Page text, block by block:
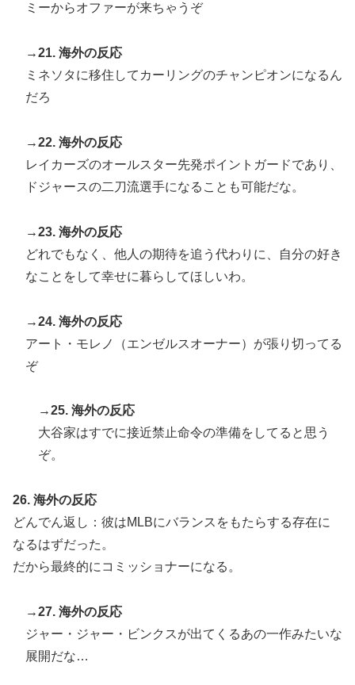
ミーからオファーが来ちゃうぞ
→21. 海外の反応
ミネソタに移住してカーリングのチャンピオンになるん
だろ
→22. 海外の反応
レイカーズのオールスター先発ポイントガードであり、
ドジャースの二刀流選手になることも可能だな。
→23. 海外の反応
どれでもなく、他人の期待を追う代わりに、自分の好き
なことをして幸せに暮らしてほしいわ。
→24. 海外の反応
アート・モレノ（エンゼルスオーナー）が張り切ってる
ぞ
→25. 海外の反応
大谷家はすでに接近禁止命令の準備をしてると思う
ぞ。
26. 海外の反応
どんでん返し：彼はMLBにバランスをもたらする存在に
なるはずだった。
だから最終的にコミッショナーになる。
→27. 海外の反応
ジャー・ジャー・ビンクスが出てくるあの一作みたいな
展開だな…